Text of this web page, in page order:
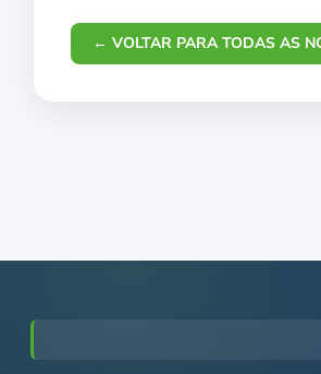
← VOLTAR PARA TODAS AS